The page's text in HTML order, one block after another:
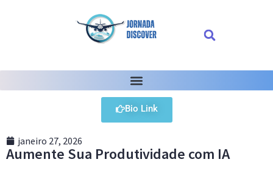
Bio Link
janeiro 27, 2026
Aumente Sua Produtividade com IA